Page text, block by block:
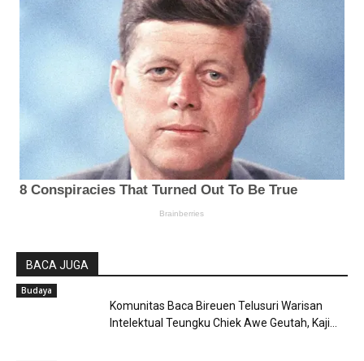
BACA JUGA
Budaya
Komunitas Baca Bireuen Telusuri Warisan
Intelektual Teungku Chiek Awe Geutah, Kaji...